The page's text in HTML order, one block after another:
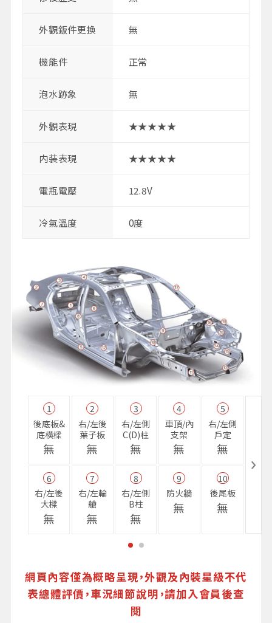
外觀鈑件更換 無
機能件 正常
泡水跡象 無
外觀表現 ★★★★★
内装表現 ★★★★★
電瓶電壓 12.8V
冷氣溫度 0度
1
後底板&
底橫樑
無
2
右/左後
葉子板
無
3
右/左側
C(D)柱
無
4
車頂/內
支架
無
5
右/左側
戶定
無
6
右/左後
大樑
無
7
右/左輪
艙
無
8
右/左側
B柱
無
9
防火牆
無
10
後尾板
無
網頁內容僅為概略呈現，外觀及內裝星級不代
表總體評價，車況細節說明，請加入會員後查
閱